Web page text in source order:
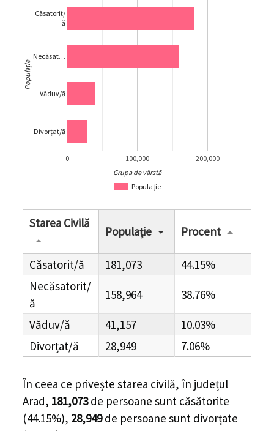
Populație
0 100,000 200,000
Căsatorit/
ă
Necăsat…
Văduv/ă
Divorțat/ă
Grupa de vârstă
Populație
Starea Civilă
Populație Procent
Căsatorit/ă 181,073
44.15%
Necăsatorit/
ă
158,964 38.76%
Văduv/ă 41,157
10.03%
Divorțat/ă
28,949 7.06%
În ceea ce privește starea civilă, în județul
Arad, 181,073 de persoane sunt căsătorite
(44.15%), 28,949 de persoane sunt divorțate